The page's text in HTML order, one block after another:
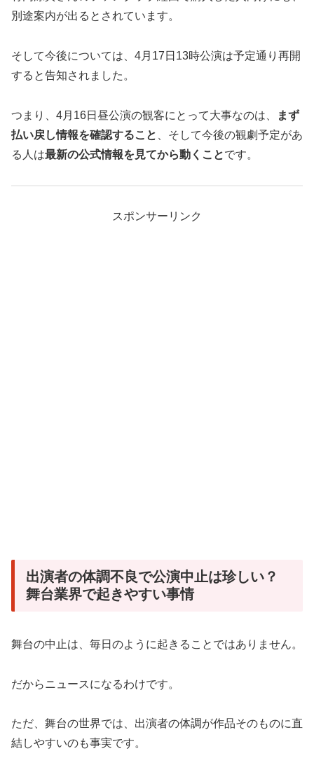
別途案内が出るとされています。
そして今後については、4月17日13時公演は予定通り再開
すると告知されました。
つまり、4月16日昼公演の観客にとって大事なのは、
まず
払い戻し情報を確認すること
、そして今後の観劇予定があ
る人は最新の公式情報を見てから動くことです。
スポンサーリンク
出演者の体調不良で公演中止は珍しい？
舞台業界で起きやすい事情
舞台の中止は、毎日のように起きることではありません。
だからニュースになるわけです。
ただ、舞台の世界では、出演者の体調が作品そのものに直
結しやすいのも事実です。